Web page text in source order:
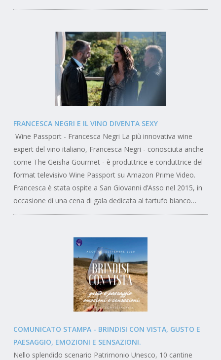
FRANCESCA NEGRI E IL VINO DIVENTA SEXY
Wine Passport - Francesca Negri La più innovativa wine
expert del vino italiano, Francesca Negri - conosciuta anche
come The Geisha Gourmet - è produttrice e conduttrice del
format televisivo Wine Passport su Amazon Prime Video.
Francesca è stata ospite a San Giovanni d’Asso nel 2015, in
occasione di una cena di gala dedicata al tartufo bianco…
COMUNICATO STAMPA - BRINDISI CON VISTA, GUSTO E
PAESAGGIO, EMOZIONI E SENSAZIONI.
Nello splendido scenario Patrimonio Unesco, 10 cantine